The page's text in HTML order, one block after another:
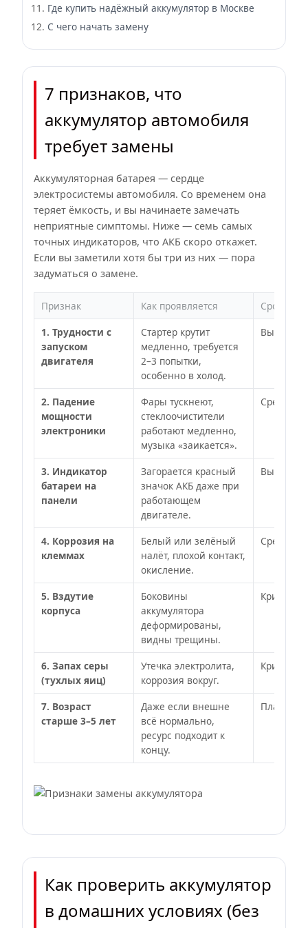
Где купить надёжный аккумулятор в Москве
С чего начать замену
7 признаков, что
аккумулятор автомобиля
требует замены
Аккумуляторная батарея — сердце
электросистемы автомобиля. Со временем она
теряет ёмкость, и вы начинаете замечать
неприятные симптомы. Ниже — семь самых
точных индикаторов, что АКБ скоро откажет.
Если вы заметили хотя бы три из них — пора
задуматься о замене.
Признак Как проявляется
1. Трудности с
запуском
двигателя
Стартер крутит
медленно, требуется
2–3 попытки,
особенно в холод.
Высокая
2. Падение
мощности
электроники
Фары тускнеют,
стеклоочистители
работают медленно,
музыка «заикается».
Средняя
3. Индикатор
батареи на
панели
Загорается красный
значок АКБ даже при
работающем
двигателе.
Высокая
4. Коррозия на
клеммах
Белый или зелёный
налёт, плохой контакт,
окисление.
Средняя
5. Вздутие
корпуса
Боковины
аккумулятора
деформированы,
видны трещины.
6. Запах серы
(тухлых яиц)
Утечка электролита,
коррозия вокруг.
7. Возраст
старше 3–5 лет
Даже если внешне
всё нормально,
ресурс подходит к
концу.
Как проверить аккумулятор
в домашних условиях (без